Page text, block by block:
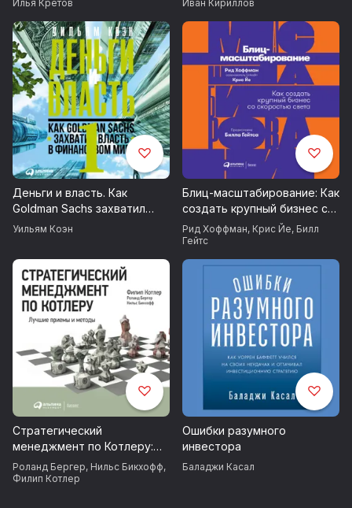
Илья Кретов Иван Кириллов
Деньги и власть. Как
Goldman Sachs захватил
власть в финансовом мире.
Уильям Коэн
Блиц-масштабирование: Как
создать крупный бизнес со
скоростью света
Рид Хоффман, Крис Йе, Билл
Гейтс
Стратегический
менеджмент по Котлеру:
Лучшие приемы и методы
Роланд Бергер, Нильс Бикхофф,
Филип Котлер
Ошибки разумного
инвестора
Баладжи Касал